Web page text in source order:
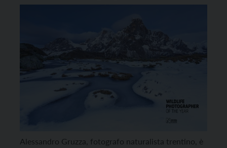
2020
Alessandro Gruzza, fotografo naturalista trentino, è